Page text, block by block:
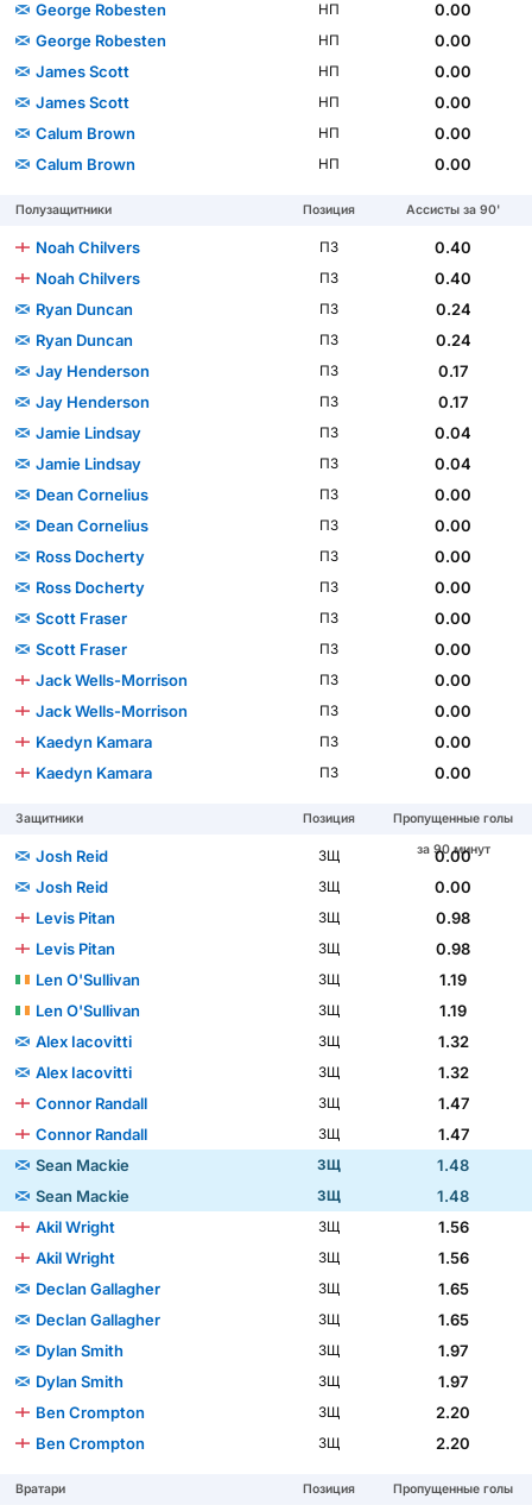
George Robesten НП
0.00
George Robesten
НП
0.00
James Scott
НП
0.00
James Scott
НП
0.00
Calum Brown
НП
0.00
Calum Brown
НП 0.00
Полузащитники Позиция Ассисты за 90'
Noah Chilvers ПЗ
0.40
Noah Chilvers
ПЗ
0.40
Ryan Duncan
ПЗ
0.24
Ryan Duncan
ПЗ
0.24
Jay Henderson
ПЗ
0.17
Jay Henderson
ПЗ
0.17
Jamie Lindsay
ПЗ
0.04
Jamie Lindsay
ПЗ
0.04
Dean Cornelius
ПЗ
0.00
Dean Cornelius
ПЗ
0.00
Ross Docherty
ПЗ
0.00
Ross Docherty
ПЗ
0.00
Scott Fraser
ПЗ
0.00
Scott Fraser
ПЗ
0.00
Jack Wells-Morrison
ПЗ
0.00
Jack Wells-Morrison
ПЗ
0.00
Kaedyn Kamara
ПЗ
0.00
Kaedyn Kamara
ПЗ 0.00
Защитники Позиция
Пропущенные голы
за 90 минут
Josh Reid ЗЩ
0.00
Josh Reid
ЗЩ
0.00
Levis Pitan
ЗЩ
0.98
Levis Pitan
ЗЩ
0.98
Len O'Sullivan
ЗЩ
1.19
Len O'Sullivan
ЗЩ
1.19
Alex Iacovitti
ЗЩ
1.32
Alex Iacovitti
ЗЩ
1.32
Connor Randall
ЗЩ
1.47
Connor Randall
ЗЩ
1.47
Sean Mackie
ЗЩ
1.48
Sean Mackie
ЗЩ
1.48
Akil Wright
ЗЩ
1.56
Akil Wright
ЗЩ
1.56
Declan Gallagher
ЗЩ
1.65
Declan Gallagher
ЗЩ
1.65
Dylan Smith
ЗЩ
1.97
Dylan Smith
ЗЩ
1.97
Ben Crompton
ЗЩ
2.20
Ben Crompton
ЗЩ 2.20
Вратари Позиция
Пропущенные голы